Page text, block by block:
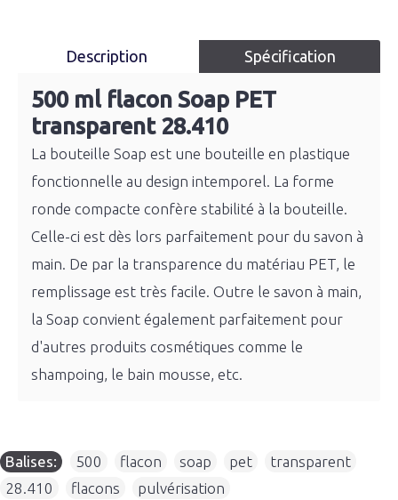
Description Spécification
500 ml flacon Soap PET
transparent 28.410
La bouteille Soap est une bouteille en plastique
fonctionnelle au design intemporel. La forme
ronde compacte confère stabilité à la bouteille.
Celle-ci est dès lors parfaitement pour du savon à
main. De par la transparence du matériau PET, le
remplissage est très facile. Outre le savon à main,
la Soap convient également parfaitement pour
d'autres produits cosmétiques comme le
shampoing, le bain mousse, etc.
Balises: 500 flacon soap pet transparent
28.410
flacons pulvérisation